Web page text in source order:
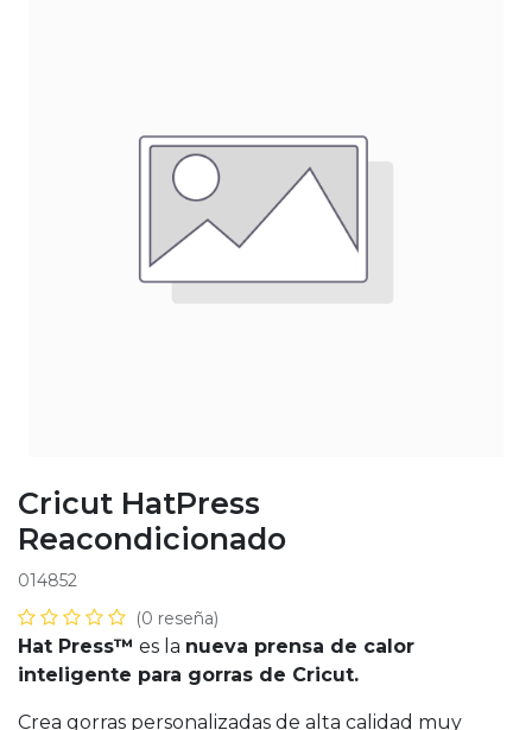
Cricut HatPress
Reacondicionado
014852
(0 reseña)
Hat Press™ es la nueva prensa de calor
inteligente para gorras de Cricut.
Crea gorras personalizadas de alta calidad muy